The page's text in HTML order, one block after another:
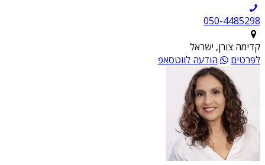
050-4485298
קדימה צורן, ישראל
לפרטים
הודעה לווטסאפ